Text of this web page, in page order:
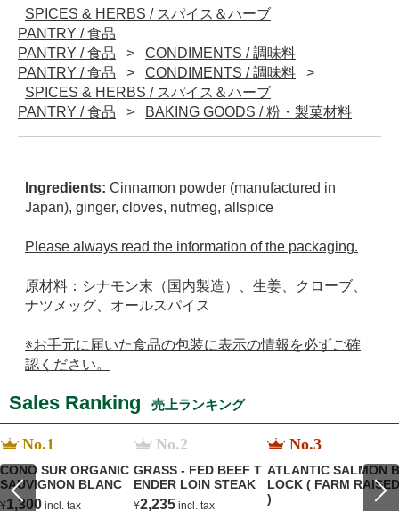
SPICES & HERBS / スパイス＆ハーブ
PANTRY / 食品
PANTRY / 食品
CONDIMENTS / 調味料
PANTRY / 食品
CONDIMENTS / 調味料
SPICES & HERBS / スパイス＆ハーブ
PANTRY / 食品
BAKING GOODS / 粉・製菓材料
Ingredients: Cinnamon powder (manufactured in
Japan), ginger, cloves, nutmeg, allspice
Please always read the information of the packaging.
原材料：シナモン末（国内製造）、生姜、クローブ、
ナツメッグ、オールスパイス
※お手元に届いた食品の包装に表示の情報を必ずご確
認ください。
Sales Ranking 売上ランキング
No.1
CONO SUR ORGANIC
SAUVIGNON BLANC
¥1,300 incl. tax
No.2
GRASS - FED BEEF T
ENDER LOIN STEAK
¥2,235 incl. tax
No.3
ATLANTIC SALMON B
LOCK ( FARM RAISED
)